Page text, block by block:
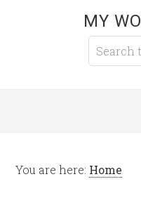
MY
You are here: Home